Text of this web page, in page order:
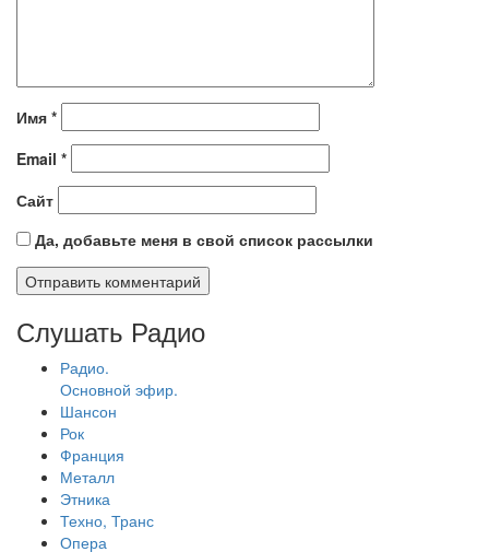
Имя *
Email *
Сайт
Да, добавьте меня в свой список рассылки
Слушать Радио
Радио.
Основной эфир.
Шансон
Рок
Франция
Металл
Этника
Техно, Транс
Опера